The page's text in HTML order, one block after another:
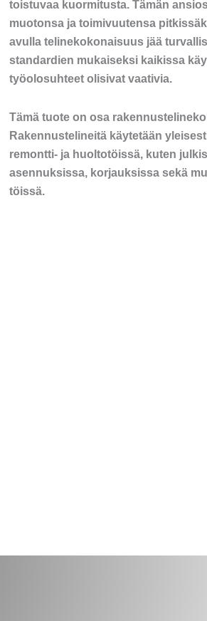
toistuvaa kuormitusta. Tämän
muotonsa ja toimivuutensa
avulla telinekokonaisuus jää
standardien mukaiseksi kaikissa
työolosuhteet olisivat vaativia.
Tämä tuote on osa
Rakennustelineitä käytetään
remontti- ja huoltotöissä, kuten
asennuksissa, korjauksissa sekä
töissä.